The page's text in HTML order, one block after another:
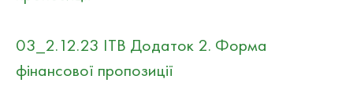
03_2.12.23 ITB Додаток 2. Форма
фінансової пропозиції